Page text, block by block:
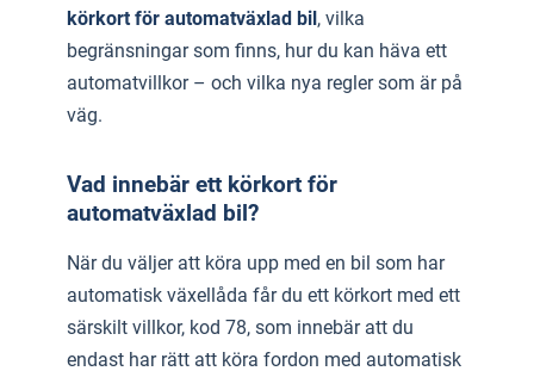
körkort för automatväxlad bil, vilka
begränsningar som finns, hur du kan häva ett
automatvillkor – och vilka nya regler som är på
väg.
Vad innebär ett körkort för
automatväxlad bil?
När du väljer att köra upp med en bil som har
automatisk växellåda får du ett körkort med ett
särskilt villkor, kod 78, som innebär att du
endast har rätt att köra fordon med automatisk